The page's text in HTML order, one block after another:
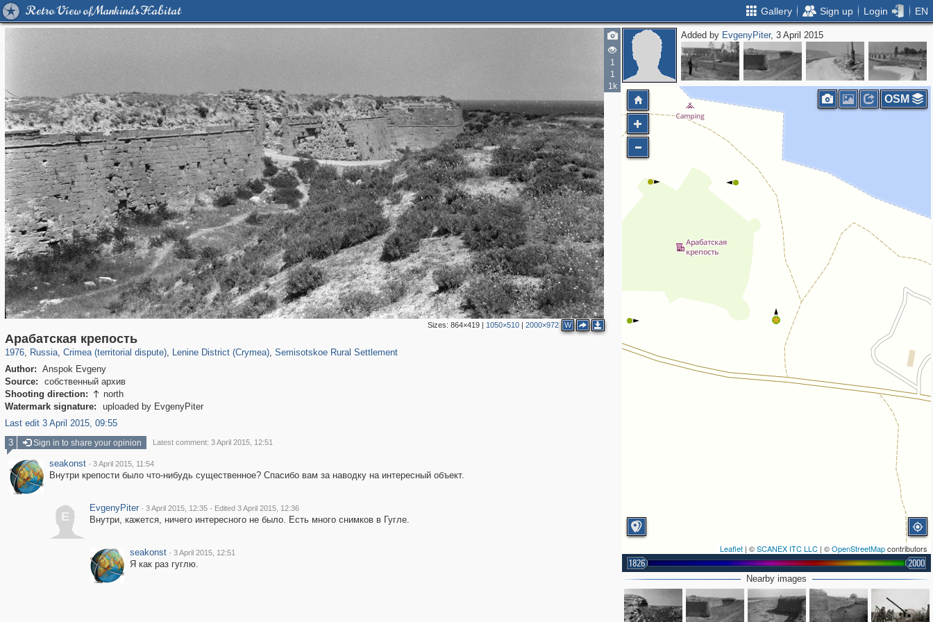
Retro View of Mankind's Habitat Gallery Sign up Login EN
1
1
1k
Sizes: 864×419| 1050×510| 2000×972 W
Арабатская крепость
1976, Russia
1,406,255 29,243
, Crimea (territorial dispute)
58,648 1,946
, Lenine District (Crymea), Semisotskoe Rural Settlement
Author: Anspok Evgeny
Source:
собственный архив
Shooting direction:  north
Watermark signature:
uploaded by EvgenyPiter
Last edit 3 April 2015, 09:55
Added by EvgenyPiter, 3 April 2015
Leaflet | ©SCANEX ITC LLC | ©OpenStreetMapcontributors
1826 2000
OSM
Nearby images
3 Sign in to share your opinion Latest comment: 3 April 2015, 12:51
seakonst · 3 April 2015, 11:54
Внутри крепости было что-нибудь существенное? Спасибо вам за наводку на интересный объект.
E
EvgenyPiter · 3 April 2015, 12:35 · Edited 3 April 2015, 12:36
Внутри, кажется, ничего интересного не было. Есть много снимков в Гугле.
seakonst · 3 April 2015, 12:51
Я как раз гуглю.